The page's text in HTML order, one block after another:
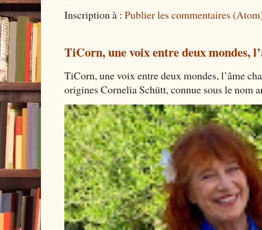
Inscription à : Publier les commentaires
TiCorn, une voix entre deux mondes,
TiCorn, une voix entre deux mondes, l’âme
origines Cornelia Schütt, connue sous le nom